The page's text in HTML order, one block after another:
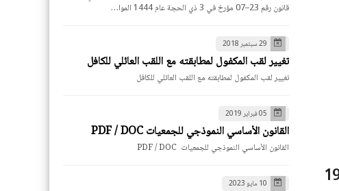
قانون رقم 23–07 مؤرخ في 3 ذي الحجة عام 1444 الموا…
29 سبتمبر 2018
تغيير لقب المكفول لمطابقته مع اللقب العائلي للكافل
تغيير لقب المكفول لمطابقته مع اللقب العائلي للكافل
05 فبراير 2019
القانون الأساسي النموذجي للجمعيات PDF / DOC
القانون الأساسي النموذجي للجمعيات PDF / DOC
10 مايو 2023